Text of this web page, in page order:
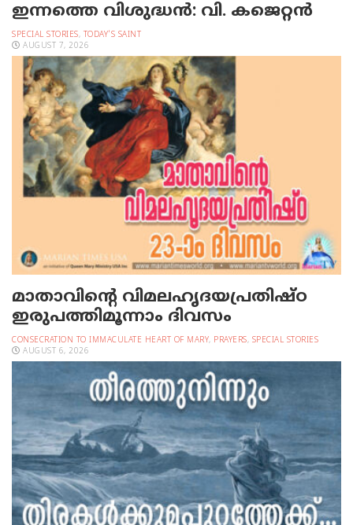
ഇന്നത്തെ വിശുദ്ധന്‍: വി. കജെറ്റന്‍
SPECIAL STORIES, TODAY'S SAINT
AUGUST 7, 2026
മാതാവിന്റെ വിമലഹൃദയപ്രതിഷ്ഠ
ഇരുപത്തിമൂന്നാം ദിവസം
CONSECRATION TO IMMACULATE HEART OF MARY, PRAYERS, SPECIAL STORIES
AUGUST 6, 2026